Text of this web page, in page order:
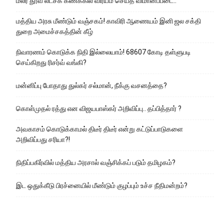
மத்திய அரசு மீண்டும் வஞ்சகம்! காவிரி ஆணையம் இனி ஜல சக்தி
துறை அமைச்சகத்தின் கீழ்
நிவாரணம் கொடுக்க நிதி இல்லையாம்! 68607 கோடி தள்ளுபடி
செய்கிறது ரிசர்வ் வங்கி?
மன்னிப்பு போதாது துல்கர் சல்மான், நீக்கு வசனத்தை?
கொள்முதல் ரத்து என விஜயபாஸ்கர் அறிவிப்பு.. தப்பித்தார் ?
அவகாசம் கொடுக்காமல் திடீர் திடீர் என்று கட்டுப்பாடுகளை
அறிவிப்பது சரியா?!
நிதிப்பகிர்வில் மத்திய அரசால் வஞ்சிக்கப் படும் தமிழகம்?
இட ஒதுக்கீடு பிரச்னையில் மீண்டும் குழப்பும் உச்ச நீதிமன்றம்?